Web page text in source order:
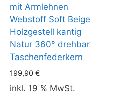
mit Armlehnen
Webstoff Soft Beige
Holzgestell kantig
Natur 360° drehbar
Taschenfederkern
199,90 €
inkl. 19 % MwSt.